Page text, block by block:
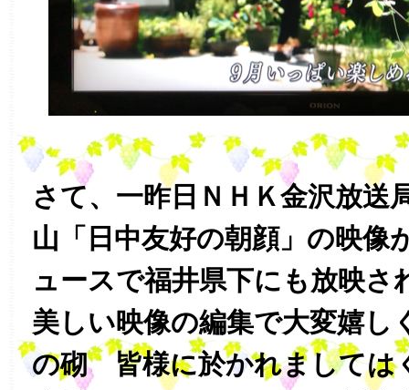
さて、一昨日ＮＨＫ金沢放送
山「日中友好の朝顔」の映像
ュースで福井県下にも放映さ
美しい映像の編集で大変嬉し
の砌 皆様に於かれましては